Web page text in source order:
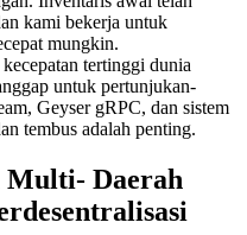
kami bekerja untuk
mungkin.
tertinggi dunia
untuk pertunjukan-
Geyser gRPC, dan sistem
tembus adalah penting.
Multi- Daerah